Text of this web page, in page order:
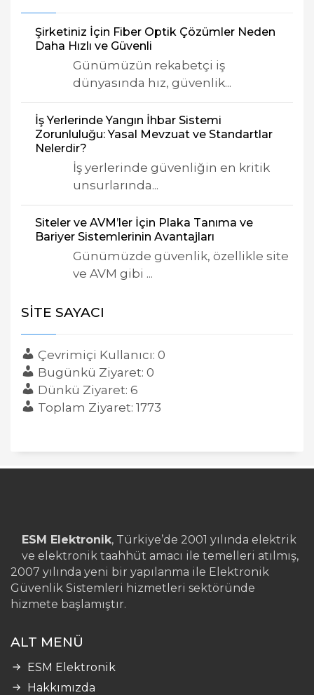
Şirketiniz İçin Fiber Optik Çözümler Neden
Daha Hızlı ve Güvenli
Günümüzün rekabetçi iş
dünyasında hız, güvenlik...
İş Yerlerinde Yangın İhbar Sistemi
Zorunluluğu: Yasal Mevzuat ve Standartlar
Nelerdir?
İş yerlerinde güvenliğin en kritik
unsurlarında...
Siteler ve AVM’ler İçin Plaka Tanıma ve
Bariyer Sistemlerinin Avantajları
Günümüzde güvenlik, özellikle site
ve AVM gibi ...
SITE SAYACI
Çevrimiçi Kullanıcı: 0
Bugünkü Ziyaret: 0
Dünkü Ziyaret: 6
Toplam Ziyaret: 1773
ESM Elektronik, Türkiye’de 2001 yılında elektrik
ve elektronik taahhüt amacı ile temelleri atılmış,
2007 yılında yeni bir yapılanma ile Elektronik
Güvenlik Sistemleri hizmetleri sektöründe
hizmete başlamıştır.
ALT MENÜ
ESM Elektronik
Hakkımızda